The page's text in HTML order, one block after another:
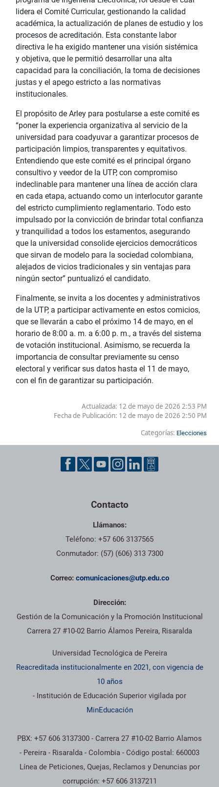
lidera el Comité Curricular, gestionando la calidad
académica, la actualización de planes de estudio y los
procesos de acreditación. Esta constante labor
directiva le ha exigido mantener una visión sistémica
y objetiva, que le permitió desarrollar una alta
capacidad para la conciliación, la toma de decisiones
justas y el apego estricto a las normativas
institucionales.
El propósito de Arley para postularse a este comité es
“poner la experiencia organizativa al servicio de la
universidad para coadyuvar a garantizar procesos de
participación limpios, transparentes y equitativos.
Entendiendo que este comité es el principal órgano
consultivo y veedor de la UTP, con compromiso
indeclinable para mantener una línea de acción clara
en cada etapa, actuando como un interlocutor garante
del estricto cumplimiento reglamentario. Todo esto
impulsado por la convicción de brindar total confianza
y tranquilidad a todos los estamentos, asegurando
que la universidad consolide ejercicios democráticos
que sirvan de modelo para la sociedad colombiana,
alejados de vicios tradicionales y sin ventajas para
ningún sector” puntualizó el candidato.
Finalmente, se invita a los docentes y administrativos
de la UTP, a participar activamente en estos comicios,
que se llevarán a cabo el próximo 14 de mayo, en el
horario de 8:00 a. m. a 6:00 p. m., a través del sistema
de votación institucional. Asimismo, se recuerda la
importancia de consultar previamente su censo
electoral y verificar sus datos hasta el 11 de mayo,
con el fin de garantizar su participación.
Actualizada: 12 de mayo de 2026 2:53 PM
Fecha de Publicación: 12 de mayo de 2026 2:50 PM
Categorías: Elecciones
Contacto
Llámanos:
Teléfono: +57 606 3137565
Conmutador: (57) (606) 313 7300
Correo: comunicaciones@utp.edu.co
Dirección:
Gestión de la Comunicación y la Promoción Institucional
Carrera 27 #10-02 Barrio Álamos Pereira, Risaralda
Universidad Tecnológica de Pereira
Reacreditada institucionalmente en 2021, con vigencia de
10 años
- Institución de Educación Superior vigilada por
MinEducación
PBX: +57 606 3137300 - Carrera 27 #10-02 Barrio Alamos
- Pereira - Risaralda - Colombia - Código postal: 660003
Línea de Peticiones, Quejas, Reclamos y Denuncias por
corrupción: +57 606 3137211